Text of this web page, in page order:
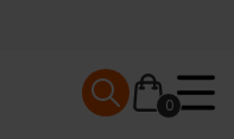
0
Mobile menu